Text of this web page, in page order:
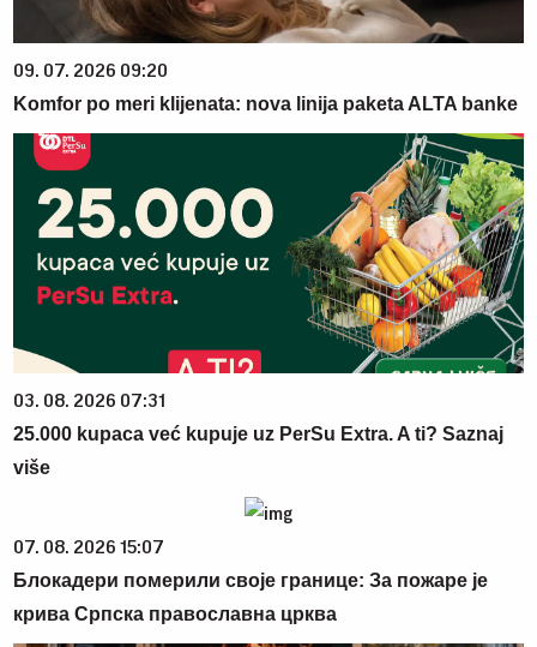
09. 07. 2026 09:20
Komfor po meri klijenata: nova linija paketa ALTA banke
03. 08. 2026 07:31
25.000 kupaca već kupuje uz PerSu Extra. A ti? Saznaj
više
07. 08. 2026 15:07
Блокадери померили своје границе: За пожаре је
крива Српска православна црква